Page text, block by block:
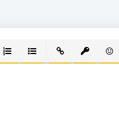
СПИСОК
МАРКИРОВАННЫЙ
ВСТАВИТЬ